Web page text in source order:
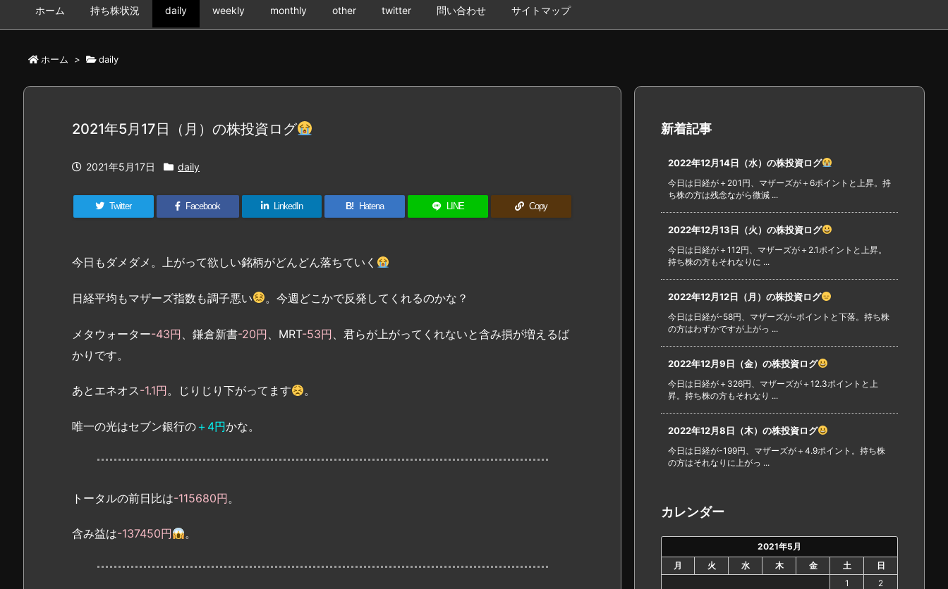
ホーム 持ち株状況 daily weekly monthly other twitter 問い合わせ サイトマップ
ホーム > daily
2021年5月17日（月）の株投資ログ
2021年5月17日 daily
Twitter Facebook LinkedIn B! Hatena LINE Copy
今日もダメダメ。上がって欲しい銘柄がどんどん落ちていく
日経平均もマザーズ指数も調子悪い 。今週どこかで反発してくれるのかな？
メタウォーター-43円 、鎌倉新書-20円 、MRT-53円 、君らが上がってくれないと含み損が増えるば
かりです。
あとエネオス-1.1円。じりじり下がってます 。
唯一の光はセブン銀行の ＋4円かな。
トータルの前日比は-115680円。
含み益は-137450円 。
新着記事
2022年12月14日（水）の株投資ログ
今日は日経が＋201円、マザーズが＋6ポイントと上昇。持
ち株の方は残念ながら微減 ...
2022年12月13日（火）の株投資ログ
今日は日経が＋112円、マザーズが＋2.1ポイントと上昇。
持ち株の方もそれなりに ...
2022年12月12日（月）の株投資ログ
今日は日経が-58円、マザーズが-ポイントと下落。持ち株
の方はわずかですが上がっ ...
2022年12月9日（金）の株投資ログ
今日は日経が＋326円、マザーズが＋12.3ポイントと上
昇。持ち株の方もそれなり ...
2022年12月8日（木）の株投資ログ
今日は日経が-199円、マザーズが＋4.9ポイント。持ち株
の方はそれなりに上がっ ...
カレンダー
2021年5月
月
火 水 木 金 土
日
1
2